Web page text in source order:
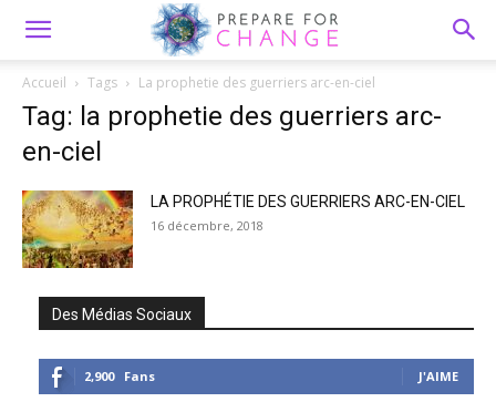
Accueil Tags La prophetie des guerriers arc-en-ciel
Tag: la prophetie des guerriers arc-
en-ciel
LA PROPHÉTIE DES GUERRIERS ARC-EN-CIEL
16 décembre, 2018
Des Médias Sociaux
2,900 Fans J'AIME